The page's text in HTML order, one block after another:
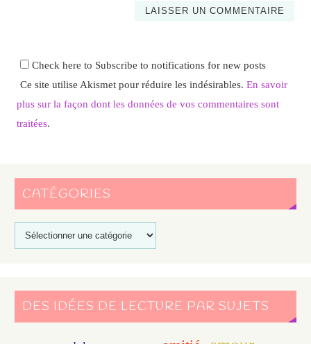
Check here to Subscribe to notifications for new posts
Ce site utilise Akismet pour réduire les indésirables. En savoir
plus sur la façon dont les données de vos commentaires sont
traitées.
CATÉGORIES
DES IDÉES DE LECTURE PAR SUJETS